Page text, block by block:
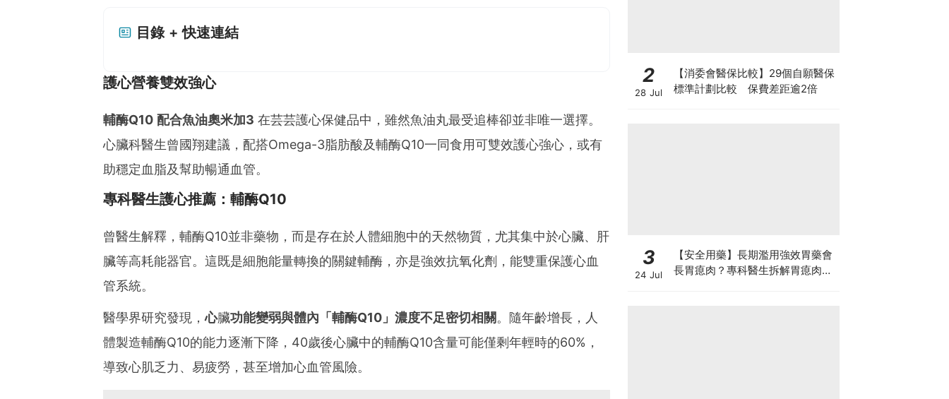
目錄 + 快速連結
護心營養雙效強心
輔酶Q10 配合魚油奧米加3 在芸芸護心保健品中，雖然魚油丸最受追棒卻並非唯一選擇。
心臟科醫生曾國翔建議，配搭Omega-3脂肪酸及輔酶Q10一同食用可雙效護心強心，或有
助穩定血脂及幫助暢通血管。
專科醫生護心推薦：輔酶Q10
曾醫生解釋，輔酶Q10並非藥物，而是存在於人體細胞中的天然物質，尤其集中於心臟、肝
臟等高耗能器官。這既是細胞能量轉換的關鍵輔酶，亦是強效抗氧化劑，能雙重保護心血
管系統。
醫學界研究發現，心臟功能變弱與體內「輔酶Q10」濃度不足密切相關。隨年齡增長，人
體製造輔酶Q10的能力逐漸下降，40歲後心臟中的輔酶Q10含量可能僅剩年輕時的60%，
導致心肌乏力、易疲勞，甚至增加心血管風險。
2
28 Jul
【消委會醫保比較】29個自願醫保
標準計劃比較 保費差距逾2倍
3
24 Jul
【安全用藥】長期濫用強效胃藥會
長胃瘜肉？專科醫生拆解胃瘜肉癌